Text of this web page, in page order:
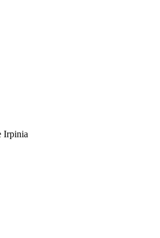
Irpinia